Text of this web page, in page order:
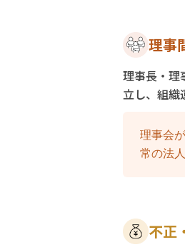
理事
理事長・理
立し、組織
理事会
常の法
不正